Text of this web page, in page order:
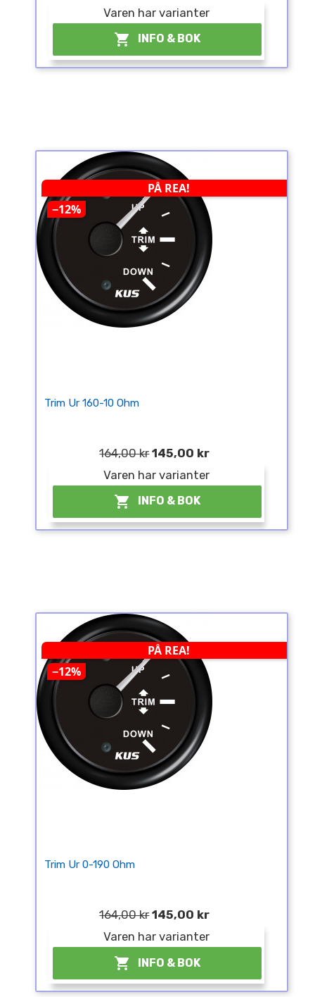
Varen har varianter
¤
 INFO & BOK
PÅ REA!
−12%
Trim Ur 160-10 Ohm
164,00 kr 145,00 kr
Varen har varianter
 INFO & BOK
PÅ REA!
−12%
Trim Ur 0-190 Ohm
164,00 kr 145,00 kr
Varen har varianter
 INFO & BOK